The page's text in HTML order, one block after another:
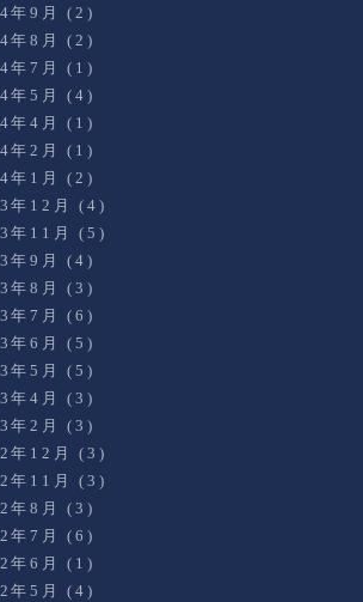
年9月
(2)
年8月
(2)
年7月
(1)
年5月
(4)
年4月
(1)
年2月
(1)
年1月
(2)
年12月
(4)
年11月
(5)
年9月
(4)
年8月
(3)
年7月
(6)
年6月
(5)
年5月
(5)
年4月
(3)
年2月
(3)
年12月
(3)
年11月
(3)
年8月
(3)
年7月
(6)
年6月
(1)
年5月
(4)